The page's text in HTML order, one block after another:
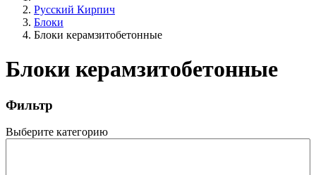
Русский Кирпич
Блоки
Блоки керамзитобетонные
Блоки керамзитобетонные
Фильтр
Выберите категорию